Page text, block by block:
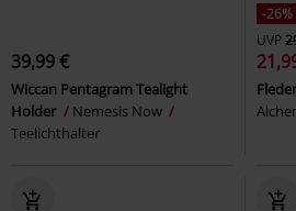
39,99 €
Wiccan Pentagram Tealight
Holder
Nemesis Now
Teelichthalter
-26%
UVP